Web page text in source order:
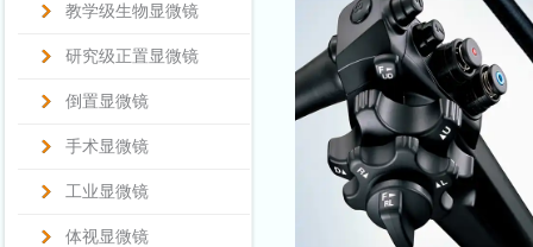
教学级生物显微镜
研究级正置显微镜
倒置显微镜
手术显微镜
工业显微镜
体视显微镜